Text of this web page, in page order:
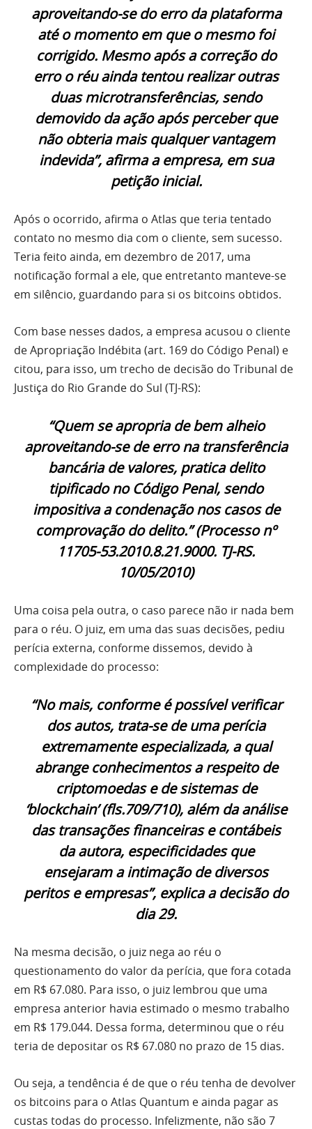
aproveitando-se do erro da plataforma
até o momento em que o mesmo foi
corrigido. Mesmo após a correção do
erro o réu ainda tentou realizar outras
duas microtransferências, sendo
demovido da ação após perceber que
não obteria mais qualquer vantagem
indevida”, afirma a empresa, em sua
petição inicial.
Após o ocorrido, afirma o Atlas que teria tentado
contato no mesmo dia com o cliente, sem sucesso.
Teria feito ainda, em dezembro de 2017, uma
notificação formal a ele, que entretanto manteve-se
em silêncio, guardando para si os bitcoins obtidos.
Com base nesses dados, a empresa acusou o cliente
de Apropriação Indébita (art. 169 do Código Penal) e
citou, para isso, um trecho de decisão do Tribunal de
Justiça do Rio Grande do Sul (TJ-RS):
“Quem se apropria de bem alheio
aproveitando-se de erro na transferência
bancária de valores, pratica delito
tipificado no Código Penal, sendo
impositiva a condenação nos casos de
comprovação do delito.” (Processo nº
11705-53.2010.8.21.9000. TJ-RS.
10/05/2010)
Uma coisa pela outra, o caso parece não ir nada bem
para o réu. O juiz, em uma das suas decisões, pediu
perícia externa, conforme dissemos, devido à
complexidade do processo:
“No mais, conforme é possível verificar
dos autos, trata-se de uma perícia
extremamente especializada, a qual
abrange conhecimentos a respeito de
criptomoedas e de sistemas de
‘blockchain’ (fls.709/710), além da análise
das transações financeiras e contábeis
da autora, especificidades que
ensejaram a intimação de diversos
peritos e empresas”, explica a decisão do
dia 29.
Na mesma decisão, o juiz nega ao réu o
questionamento do valor da perícia, que fora cotada
em R$ 67.080. Para isso, o juiz lembrou que uma
empresa anterior havia estimado o mesmo trabalho
em R$ 179.044. Dessa forma, determinou que o réu
teria de depositar os R$ 67.080 no prazo de 15 dias.
Ou seja, a tendência é de que o réu tenha de devolver
os bitcoins para o Atlas Quantum e ainda pagar as
custas todas do processo. Infelizmente, não são 7